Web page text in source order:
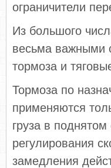
ограничители
Из большого
весьма важными
тормоза и
Тормоза по
применяются
груза в
регулирования
замедления